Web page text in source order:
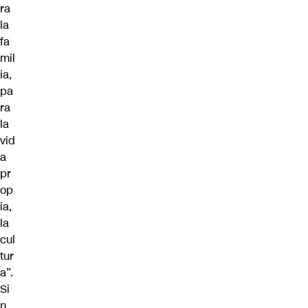
ra
la
fa
mil
ia,
pa
ra
la
vid
a
pr
op
ia,
la
cul
tur
a”.
Si